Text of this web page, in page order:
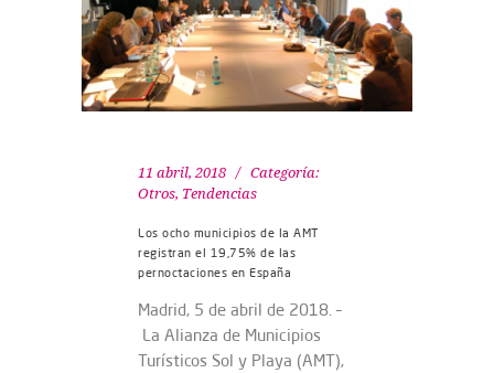
11 abril, 2018
Categoría:
Otros, Tendencias
Los ocho municipios de la AMT
registran el 19,75% de las
pernoctaciones en España
Madrid, 5 de abril de 2018. –
La Alianza de Municipios
Turísticos Sol y Playa (AMT),